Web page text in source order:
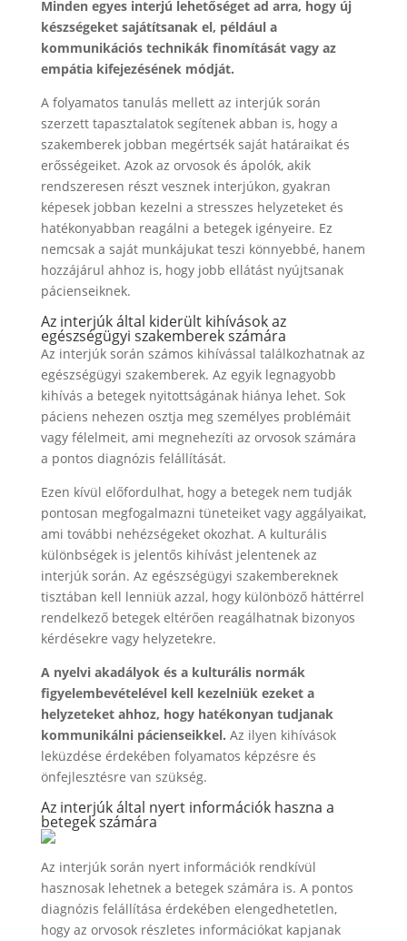
Minden egyes interjú lehetőséget ad arra, hogy új
készségeket sajátítsanak el, például a
kommunikációs technikák finomítását vagy az
empátia kifejezésének módját.
A folyamatos tanulás mellett az interjúk során
szerzett tapasztalatok segítenek abban is, hogy a
szakemberek jobban megértsék saját határaikat és
erősségeiket. Azok az orvosok és ápolók, akik
rendszeresen részt vesznek interjúkon, gyakran
képesek jobban kezelni a stresszes helyzeteket és
hatékonyabban reagálni a betegek igényeire. Ez
nemcsak a saját munkájukat teszi könnyebbé, hanem
hozzájárul ahhoz is, hogy jobb ellátást nyújtsanak
pácienseiknek.
Az interjúk által kiderült kihívások az
egészségügyi szakemberek számára
Az interjúk során számos kihívással találkozhatnak az
egészségügyi szakemberek. Az egyik legnagyobb
kihívás a betegek nyitottságának hiánya lehet. Sok
páciens nehezen osztja meg személyes problémáit
vagy félelmeit, ami megnehezíti az orvosok számára
a pontos diagnózis felállítását.
Ezen kívül előfordulhat, hogy a betegek nem tudják
pontosan megfogalmazni tüneteiket vagy aggályaikat,
ami további nehézségeket okozhat. A kulturális
különbségek is jelentős kihívást jelentenek az
interjúk során. Az egészségügyi szakembereknek
tisztában kell lenniük azzal, hogy különböző háttérrel
rendelkező betegek eltérően reagálhatnak bizonyos
kérdésekre vagy helyzetekre.
A nyelvi akadályok és a kulturális normák
figyelembevételével kell kezelniük ezeket a
helyzeteket ahhoz, hogy hatékonyan tudjanak
kommunikálni pácienseikkel. Az ilyen kihívások
leküzdése érdekében folyamatos képzésre és
önfejlesztésre van szükség.
Az interjúk által nyert információk haszna a
betegek számára
Az interjúk során nyert információk rendkívül
hasznosak lehetnek a betegek számára is. A pontos
diagnózis felállítása érdekében elengedhetetlen,
hogy az orvosok részletes információkat kapjanak